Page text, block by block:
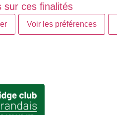
sur ces finalités
Voir les préférences